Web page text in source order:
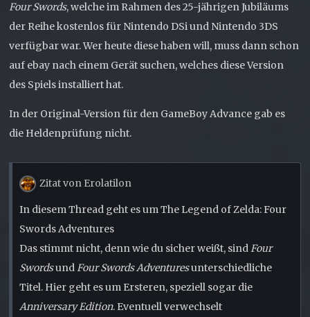
Four Swords, welche im Rahmen des 25-jährigen Jubiläums
der Reihe kostenlos für Nintendo DSi und Nintendo 3DS
verfügbar war. Wer heute diese haben will, muss dann schon
auf ebay nach einem Gerät suchen, welches diese Version
des Spiels installiert hat.
In der Original-Version für den GameBoy Advance gab es
die Heldenprüfung nicht.
Zitat von Erolatilon
In diesem Thread geht es um The Legend of Zelda: Four
Swords Adventures
Das stimmt nicht, denn wie du sicher weißt, sindFour
SwordsundFour Swords Adventuresunterschiedliche
Titel. Hier geht es um Ersteren, speziell sogar die
Anniversary Edition. Eventuell verwechselt